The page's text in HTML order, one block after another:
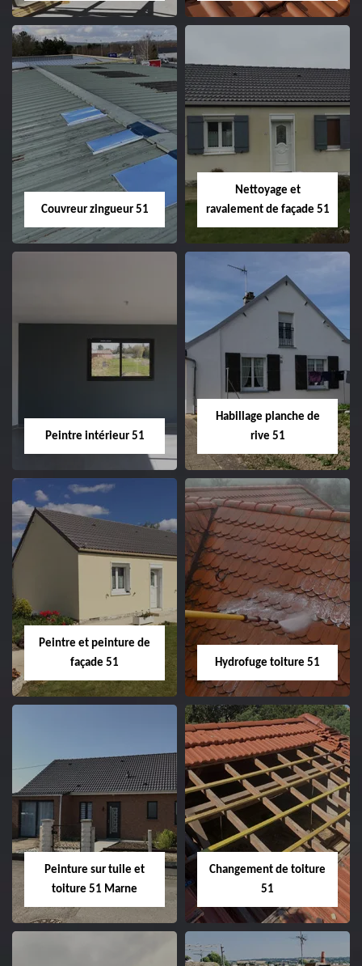
Charpentier 51
Changement de
velux 51
Couvreur zingueur 51
51
Nettoyage et
ravalement de façade 51
Nettoyage et
ravalement de
façade 51
Peintre intérieur 51
Peintre intérieur
Habillage planche de
rive 51
Habillage planche
de rive 51
Peintre et peinture de
façade 51
Peintre et peinture
de façade 51
Hydrofuge toiture 51
Hydrofuge toiture
51
Peinture sur tuile et
toiture 51 Marne
Changement de toiture
51